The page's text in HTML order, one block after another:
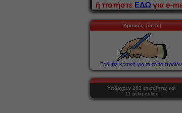
Κριτικές [δείτε]
Γράψτε κριτική για αυτό το προϊόν.
Υπάρχουν 263 επισκέπτες και
11 μέλη online